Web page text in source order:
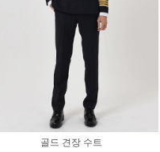
골드 견장 수트